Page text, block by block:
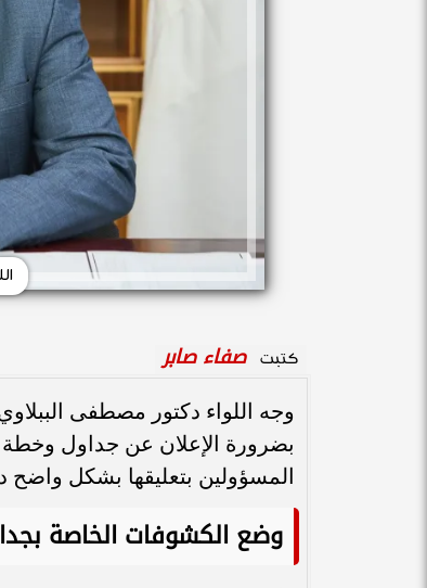
كتبت صفاء صابر
وجه اللواء دكتور مصطفى
بضرورة الإعلان عن جداول وخطة
المسؤولين بتعليقها بشكل واضح
وضع الكشوفات الخاصة